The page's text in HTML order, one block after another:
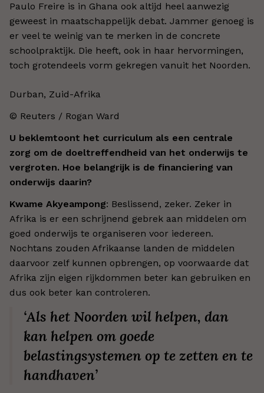
Paulo Freire is in Ghana ook altijd heel aanwezig
geweest in maatschappelijk debat. Jammer genoeg is
er veel te weinig van te merken in de concrete
schoolpraktijk. Die heeft, ook in haar hervormingen,
toch grotendeels vorm gekregen vanuit het Noorden.
Durban, Zuid-Afrika
© Reuters / Rogan Ward
U beklemtoont het curriculum als een centrale
zorg om de doeltreffendheid van het onderwijs te
vergroten. Hoe belangrijk is de financiering van
onderwijs daarin?
Kwame Akyeampong: Beslissend, zeker. Zeker in
Afrika is er een schrijnend gebrek aan middelen om
goed onderwijs te organiseren voor iedereen.
Nochtans zouden Afrikaanse landen de middelen
daarvoor zelf kunnen opbrengen, op voorwaarde dat
Afrika zijn eigen rijkdommen beter kan gebruiken en
dus ook beter kan controleren.
‘Als het Noorden wil helpen, dan
kan helpen om goede
belastingsystemen op te zetten en te
handhaven’